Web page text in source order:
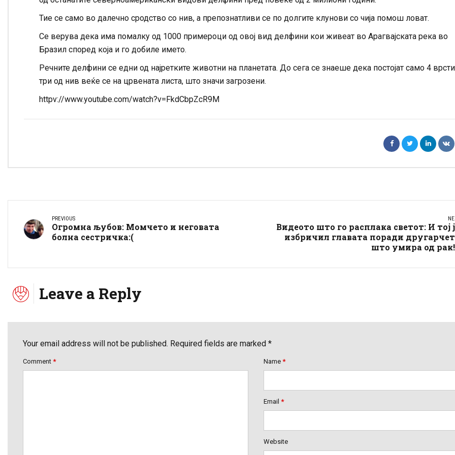
Тие се само во далечно сродство со нив, а препознатливи се по долгите клунови со чија помош ловат.
Се верува дека има помалку од 1000 примероци од овој вид делфини кои живеат во Арагвајската река во
Бразил според која и го добиле името.
Речните делфини се едни од најретките животни на планетата. До сега се знаеше дека постојат само 4
три од нив веќе се на црвената листа, што значи загрозени.
httpv://www.youtube.com/watch?v=FkdCbpZcR9M
PREVIOUS
Огромна љубов: Момчето и неговата
болна сестричка:(
Видеото што го расплака светот: И тој
избричил главата поради
што умира од
Leave a Reply
Your email address will not be published. Required fields are marked *
Comment * Name *
Email *
Website